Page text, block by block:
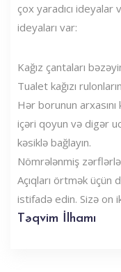
çox yaradıcı
ideyaları var:
Kağız çantaları
Tualet kağızı
Hər borunun arxasını
içəri qoyun və digər
kəsiklə bağlayın.
Nömrələnmiş
Açıqları örtmək üçün
istifadə edin. Sizə on
Təqvim İlhamı